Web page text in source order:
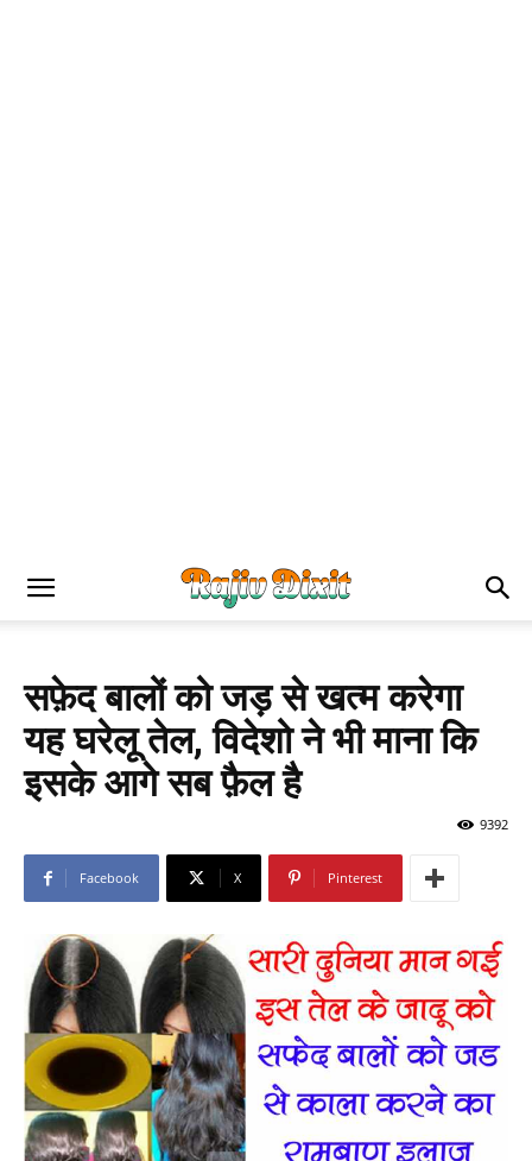
सफ़ेद बालों को जड़ से खत्म करेगा
यह घरेलू तेल, विदेशो ने भी माना कि
इसके आगे सब फ़ैल है
9392
Facebook X Pinterest